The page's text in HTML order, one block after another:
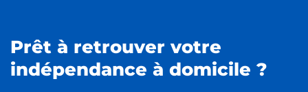
Prêt à retrouver votre
indépendance à domicile ?